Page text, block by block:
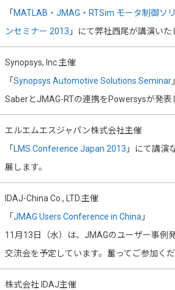
「 MATLAB・JMAG・RTSim モータ制御ソ
ンセミナー 2013 」にて弊社西尾が講演いた
Synopsys, Inc.主催
「 Synopsys Automotive Solutions Seminar
SaberとJMAG-RTの連携をPowersysが発表
エルエムエスジャパン株式会社主催
「 LMS Conference Japan 2013 」にて講演
展します。
IDAJ-China Co., LTD.主催
「 JMAG Users Conference in China 」
11月13日（水）は、JMAGのユーザー事例
交流会を予定しています。奮ってご参加くだ
株式会社 IDAJ主催